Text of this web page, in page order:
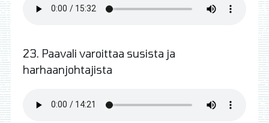
23. Paavali varoittaa susista ja
harhaanjohtajista